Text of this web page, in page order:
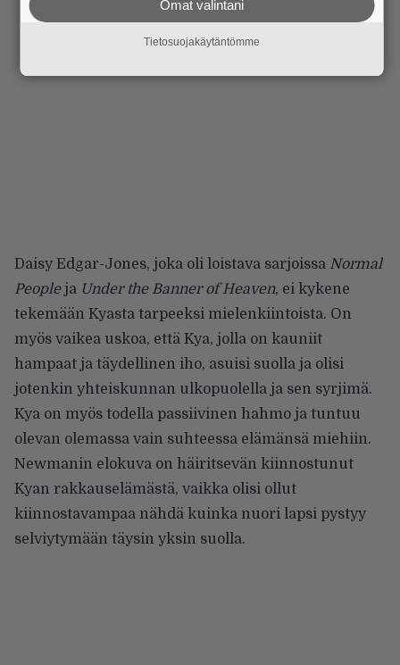
Daisy Edgar-Jones, joka oli loistava sarjoissa Normal
Peopleja Under the Banner of Heaven, ei kykene
tekemään Kyasta tarpeeksi mielenkiintoista. On
myös vaikea uskoa, että Kya, jolla on kauniit
hampaat ja täydellinen iho, asuisi suolla ja olisi
jotenkin yhteiskunnan ulkopuolella ja sen syrjimä.
Kya on myös todella passiivinen hahmo ja tuntuu
olevan olemassa vain suhteessa elämänsä miehiin.
Newmanin elokuva on häiritsevän kiinnostunut
Kyan rakkauselämästä, vaikka olisi ollut
kiinnostavampaa nähdä kuinka nuori lapsi pystyy
selviytymään täysin yksin suolla.
Omat valintani
Tietosuojakäytäntömme